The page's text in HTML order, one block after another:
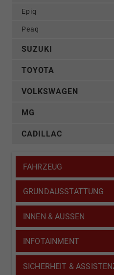
Epiq
Peaq
SUZUKI
TOYOTA
VOLKSWAGEN
MG
CADILLAC
FAHRZEUG
GRUNDAUSSTATTUNG
INNEN & AUSSEN
INFOTAINMENT
SICHERHEIT &